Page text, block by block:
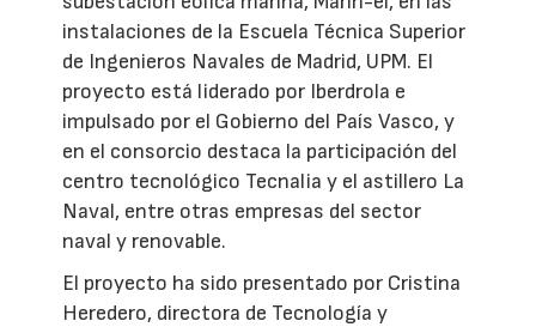
instalaciones de la Escuela Técnica Superior
de Ingenieros Navales de Madrid, UPM. El
proyecto está liderado por Iberdrola e
impulsado por el Gobierno del País Vasco, y
en el consorcio destaca la participación del
centro tecnológico Tecnalia y el astillero La
Naval, entre otras empresas del sector
naval y renovable.
El proyecto ha sido presentado por Cristina
Heredero, directora de Tecnología y